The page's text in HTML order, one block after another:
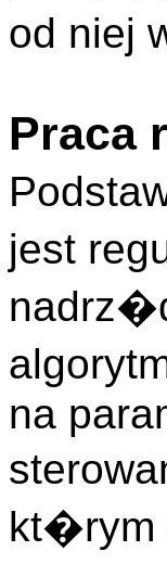
od niej
Praca
jest
na
kt�rym